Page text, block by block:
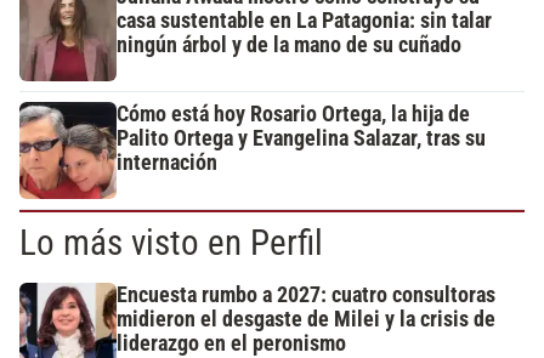
casa sustentable en La Patagonia: sin talar
ningún árbol y de la mano de su cuñado
Cómo está hoy Rosario Ortega, la hija de
Palito Ortega y Evangelina Salazar, tras su
internación
Lo más visto en Perfil
Encuesta rumbo a 2027: cuatro consultoras
midieron el desgaste de Milei y la crisis de
liderazgo en el peronismo